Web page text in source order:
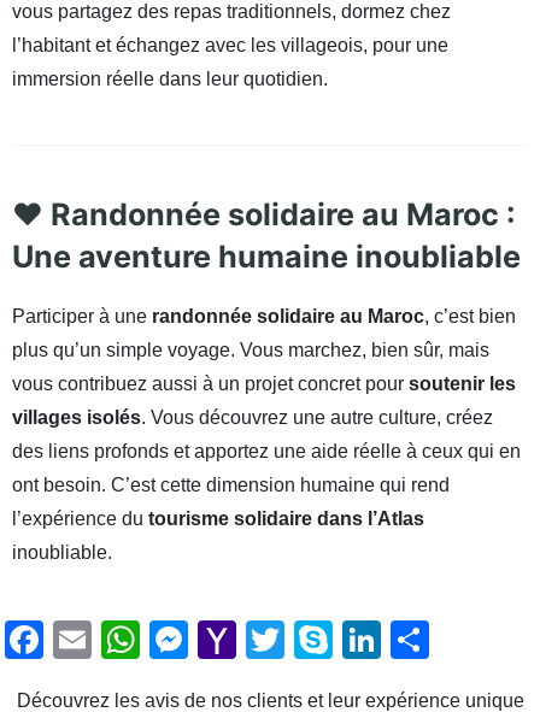
vous partagez des repas traditionnels, dormez chez
l’habitant et échangez avec les villageois, pour une
immersion réelle dans leur quotidien.
❤️ Randonnée solidaire au Maroc :
Une aventure humaine inoubliable
Participer à une randonnée solidaire au Maroc, c’est bien
plus qu’un simple voyage. Vous marchez, bien sûr, mais
vous contribuez aussi à un projet concret pour soutenir les
villages isolés. Vous découvrez une autre culture, créez
des liens profonds et apportez une aide réelle à ceux qui en
ont besoin. C’est cette dimension humaine qui rend
l’expérience du tourisme solidaire dans l’Atlas
inoubliable.
F
E
W M Y
T
S
Li
Découvrez les avis de nos clients et leur expérience unique